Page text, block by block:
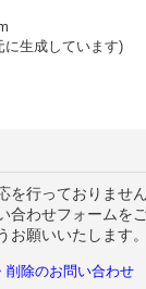
に生成しています)
を行っておりません
合わせフォームを
お願いいたします。
削除のお問い合わせ